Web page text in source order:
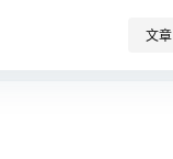
文章